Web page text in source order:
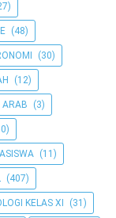
(48)
(30)
(12)
ARAB (3)
(11)
(407)
KELAS XI (31)